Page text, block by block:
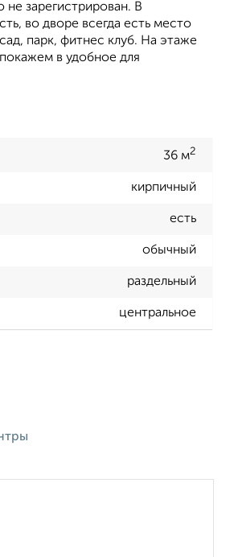
зарегистрирован. В
во дворе всегда есть место
парк, фитнес клуб. На этаже
в удобное для
36 м2
кирпичный
есть
обычный
раздельный
центральное